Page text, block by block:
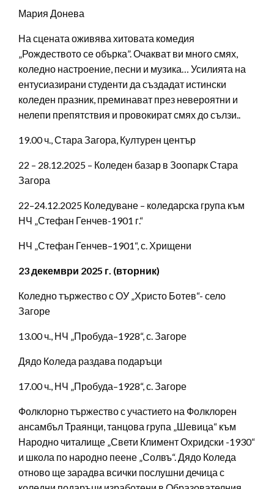
Мария Донева
На сцената оживява хитовата комедия
„Рождеството се обърка”. Очакват ви много смях,
коледно настроение, песни и музика… Усилията на
ентусиазирани студенти да създадат истински
коледен празник, преминават през невероятни и
нелепи препятствия и провокират смях до сълзи..
19.00 ч., Стара Загора, Културен център
22 – 28.12.2025 – Коледен базар в Зоопарк Стара
Загора
22–24.12.2025 Коледуване – коледарска група към
НЧ „Стефан Генчев-1901 г.“
НЧ „Стефан Генчев–1901“, с. Хрищени
23 декември 2025 г. (вторник)
Коледно тържество с ОУ „Христо Ботев“- село
Загоре
13.00 ч., НЧ „Пробуда–1928“, с. Загоре
Дядо Коледа раздава подаръци
17.00 ч., НЧ „Пробуда–1928“, с. Загоре
Фолклорно тържество с участието на Фолклорен
ансамбъл Траянци, танцова група „Шевица“ към
Народно читалище „Свети Климент Охридски -1930“
и школа по народно пеене „Солвъ“. Дядо Коледа
отново ще зарадва всички послушни дечица с